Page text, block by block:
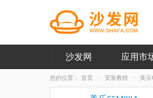
沙发网 应用市
您的位置： 首页 安装教程 美